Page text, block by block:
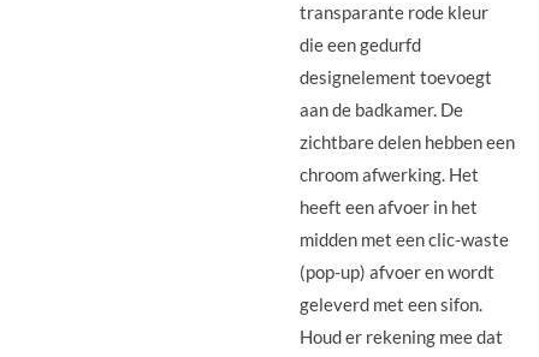
transparante rode kleur
die een gedurfd
designelement toevoegt
aan de badkamer. De
zichtbare delen hebben een
chroom afwerking. Het
heeft een afvoer in het
midden met een clic-waste
(pop-up) afvoer en wordt
geleverd met een sifon.
Houd er rekening mee dat